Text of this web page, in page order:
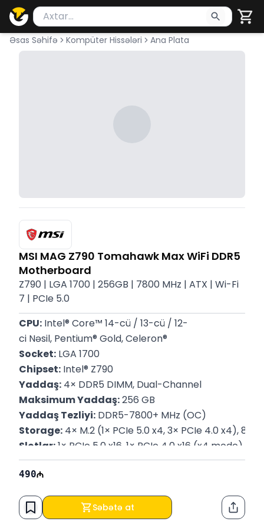
Məhsul axtar
Axtarış üçün ən azı 2 simvol yazın. Göndərmək
Əsas Səhifə Kompüter Hissələri Ana Plata
MSI MAG Z790 Tomahawk Max WiFi DDR5
Motherboard
Z790 | LGA 1700​ | 256GB | 7800 MHz | ATX | Wi-Fi
7 | PCIe 5.0
CPU: Intel® Core™ 14-cü / 13-cü / 12-
ci Nəsil, Pentium® Gold, Celeron®
Socket: LGA 1700
Chipset: Intel® Z790
Yaddaş: 4× DDR5 DIMM, Dual-Channel
Maksimum Yaddaş: 256 GB
Yaddaş Tezliyi: DDR5-7800+ MHz (OC)
Storage: 4× M.2 (1× PCIe 5.0 x4, 3× PCIe 4.0 x4), 8×
Slotlar: 1× PCIe 5.0 x16, 1× PCIe 4.0 x16 (x4 mode), 1×
Ethernet: Intel® 2.5Gb LAN
Wi-Fi / Bluetooth:
USB:
USB 3.2 Gen2x2 Type-
C (20Gb/s), USB 3.2 Gen2, USB 3.2 Gen1, USB 2.0
490
Səbətə at